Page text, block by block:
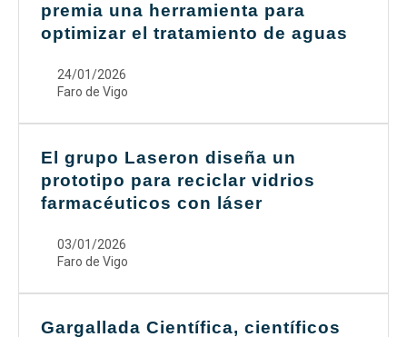
premia una herramienta para
optimizar el tratamiento de aguas
24/01/2026
Faro de Vigo
El grupo Laseron diseña un
prototipo para reciclar vidrios
farmacéuticos con láser
03/01/2026
Faro de Vigo
Gargallada Científica, científicos